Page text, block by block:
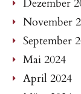
Dezember
November
September
Mai 2024
April 2024